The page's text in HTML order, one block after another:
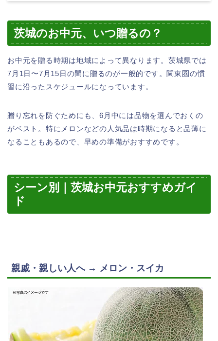
茨城のお中元、いつ贈るの？
お中元を贈る時期は地域によって異なります。茨城県では
7月1日〜7月15日の間に贈るのが一般的です。関東圏の慣
習に沿ったスケジュールになっています。
贈り忘れを防ぐためにも、6月中には品物を選んでおくの
がベスト。特にメロンなどの人気品は時期になると品薄に
なることもあるので、早めの準備がおすすめです。
シーン別｜茨城お中元おすすめガイ
ド
親戚・親しい人へ → メロン・スイカ